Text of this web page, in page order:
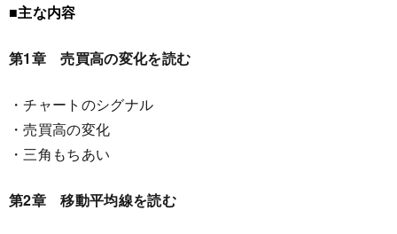
■主な内容
第1章 売買高の変化を読む
・チャートのシグナル
・売買高の変化
・三角もちあい
第2章 移動平均線を読む